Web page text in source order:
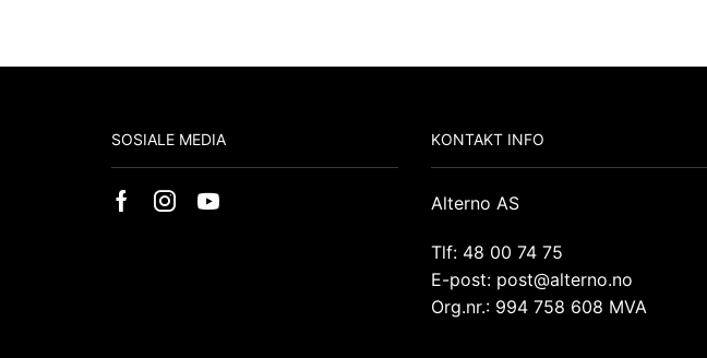
SOSIALE MEDIA KONTAKT INFO
Alterno AS
Tlf: 48 00 74 75
E-post: post@alterno.no
Org.nr.: 994 758 608 MVA